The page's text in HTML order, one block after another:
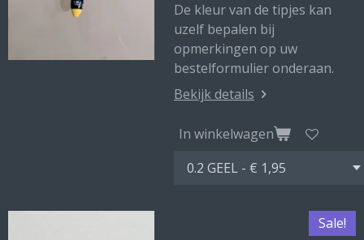
De kleur van de tipjes kan
uzelf bepalen bij
opmerkingen op uw
bestelformulier onderaan.
Bekijk details
In winkelwagen
Sale!